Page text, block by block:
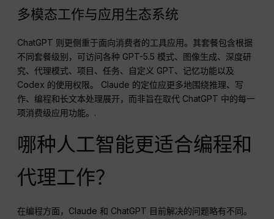
多模态工作与应用生态系统
ChatGPT 则更侧重于面向消费者的工具应用。其套餐包含根据
不同套餐级别，可访问各种 GPT-5.5 模式、图像生成、深度研
究、代理模式、项目、任务、自定义 GPT、记忆功能以及
Codex 的使用权限。 Claude 的定位应更多地围绕推理、写
作、编程和长文本处理展开，而非旨在取代 ChatGPT 中的每一
项消费级应用功能。.
哪种人工智能更适合编程和
代理工作？
在编程方面，Claude 和 ChatGPT 目前解决的问题略有不同。